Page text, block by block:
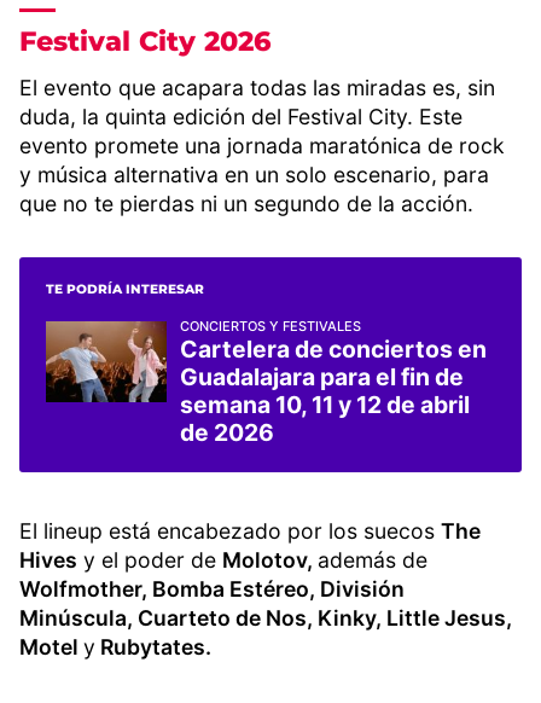
Festival City 2026
El evento que acapara todas las miradas es, sin
duda, la quinta edición del Festival City. Este
evento promete una jornada maratónica de rock
y música alternativa en un solo escenario, para
que no te pierdas ni un segundo de la acción.
TE PODRÍA INTERESAR
CONCIERTOS Y FESTIVALES
Cartelera de conciertos en
Guadalajara para el fin de
semana 10, 11 y 12 de abril
de 2026
El lineup está encabezado por los suecos The
Hives y el poder de Molotov, además de
Wolfmother, Bomba Estéreo, División
Minúscula, Cuarteto de Nos, Kinky, Little Jesus,
Motel y Rubytates.